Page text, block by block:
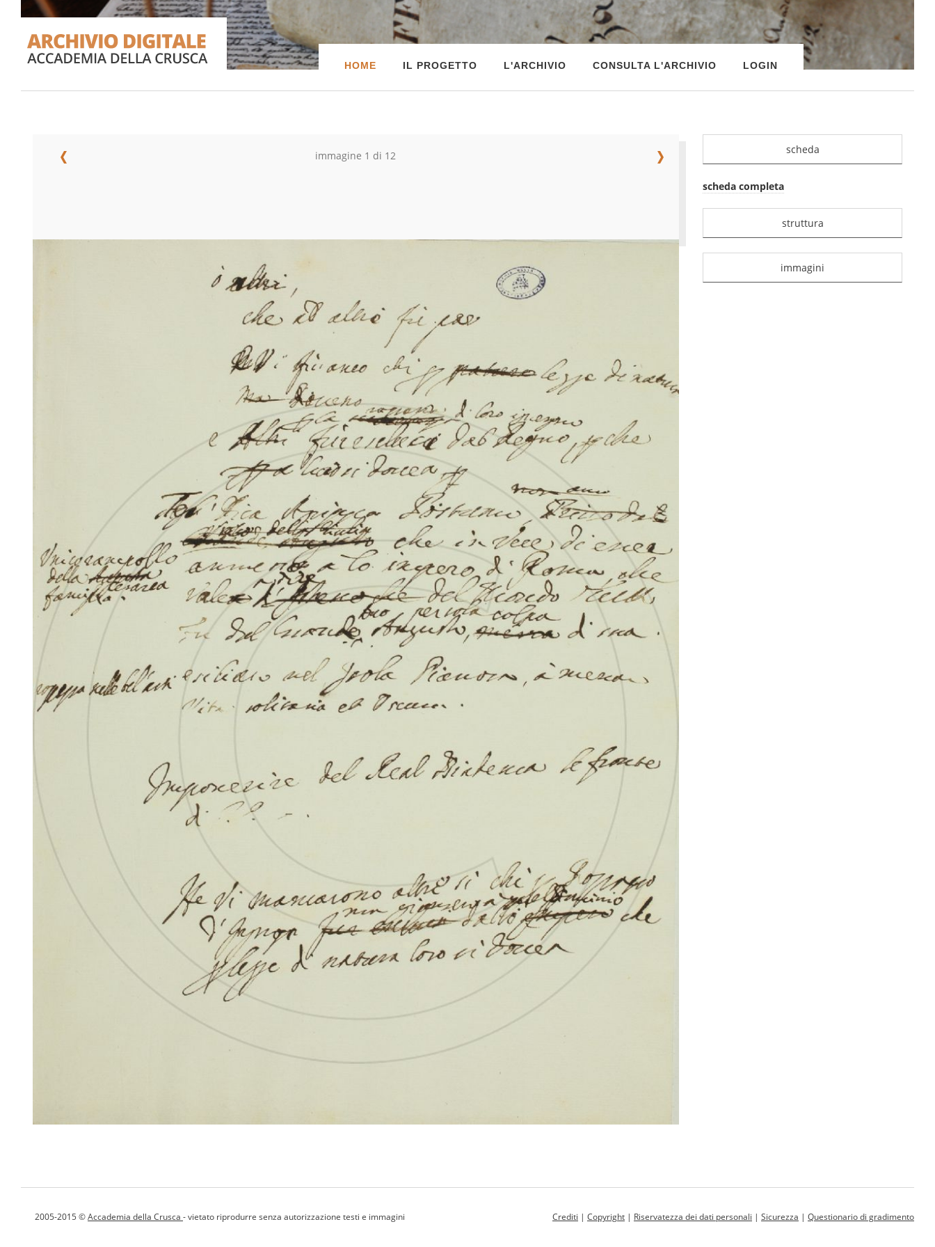
HOME IL PROGETTO L'ARCHIVIO CONSULTA L'ARCHIVIO LOGIN
immagine 1 di 12 scheda
scheda completa
struttura
immagini
2005-2015 ©Accademia della Crusca - vietato riprodurre senza autorizzazione testi e immagini Crediti | Copyright | Riservatezza dei dati personali | Sicurezza | Questionario di gradimento